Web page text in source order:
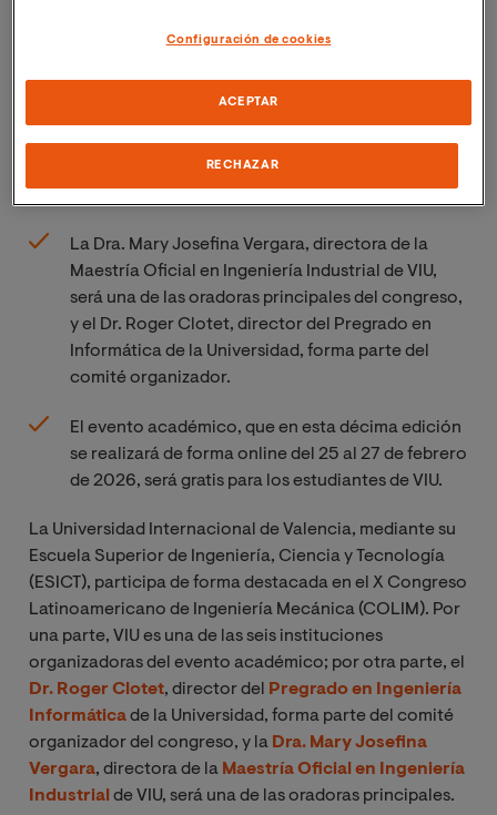
de las instituciones organizadoras del Congreso,
uno de los más importantes en el ámbito de la
La Dra. Mary Josefina Vergara, directora de la
Maestría Oficial en Ingeniería Industrial de VIU,
será una de las oradoras principales del congreso,
y el Dr. Roger Clotet, director del Pregrado en
Informática de la Universidad, forma parte del
comité organizador.
El evento académico, que en esta décima edición
se realizará de forma online del 25 al 27 de febrero
de 2026, será gratis para los estudiantes de VIU.
La Universidad Internacional de Valencia, mediante su
Escuela Superior de Ingeniería, Ciencia y Tecnología
(ESICT), participa de forma destacada en el X Congreso
Latinoamericano de Ingeniería Mecánica (COLIM). Por
una parte, VIU es una de las seis instituciones
organizadoras del evento académico; por otra parte, el
Dr. Roger Clotet, director del
Pregrado en Ingeniería
Informáticade la Universidad, forma parte del comité
organizador del congreso, y la Dra. Mary Josefina
Vergara, directora de la Maestría Oficial en Ingeniería
Industrial de VIU, será una de las oradoras principales.
Configuración de cookies
RECHAZAR
ACEPTAR